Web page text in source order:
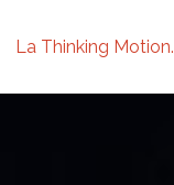
La Thinking Motion.